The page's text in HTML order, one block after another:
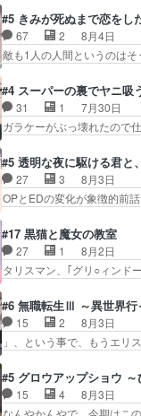
が“萌え”なのでこの娘が
王女殿下がかわいい。幼
祭。エルナの活躍で上位…
目は気品溢れてるのに中
マ：格ゲー大会に行くに
前に格ゲー熱が高まる一
催される格ゲー大会に参
めに東京へ!/でも観光よ…
れる先輩、なんだかん…
で視聴しました。視…
#5 きみが死ぬまで恋をし
67 2
8月4日
敵も1人の人間というの
を人間に戻して欲しいで
ありがとうございました
ったらちゅー先輩か。し
想：コ□した相手にも家
ナとミミも可愛かった2
も家族や大切な人はいる
着みたいなもんなんですか
#4 スーパーの裏でヤニ吸
31 1
7月30日
ガラケーがぶっ壊れたの
はり出オチ感が否めず、
さんが佐々木さんに沼っ
さん、腕フェチなんです
ガラケーからスマホに変
ゃわない？佐々木さんの
り2人のやり取りに癒しを
話佐々木が実年齢以上…
#5 透明な夜に駆ける君と
27 3
8月3日
OPとEDの変化が象徴的
か、こんな風に見えてる
両片思いになりましたね
は描かず白く靄がかった
い完全な盲目なんやね…
も描かれていて良かった
上バスでの会話を反芻…
ジョンから主人公２人…
#17 黒猫と魔女の教室
27 1
8月2日
タリスマン、｢グリ○ィン
ホントスピカが大好きだ
ンシャルのアリアちゃん
リアは能力は最上級のく
と直接競う場がきたこれ
マン趣味ダダ漏れで好き
しておりスピカは対策…
#6 無職転生Ⅲ ～異世界行
15 2
8月3日
」、という事で、もうエ
関係の清算が粛々と進め
の関係に対して完全に「
にデレるルディが完全に
#5 グロウアップショウ
15 4
8月3日
なんやかんやで、今期は